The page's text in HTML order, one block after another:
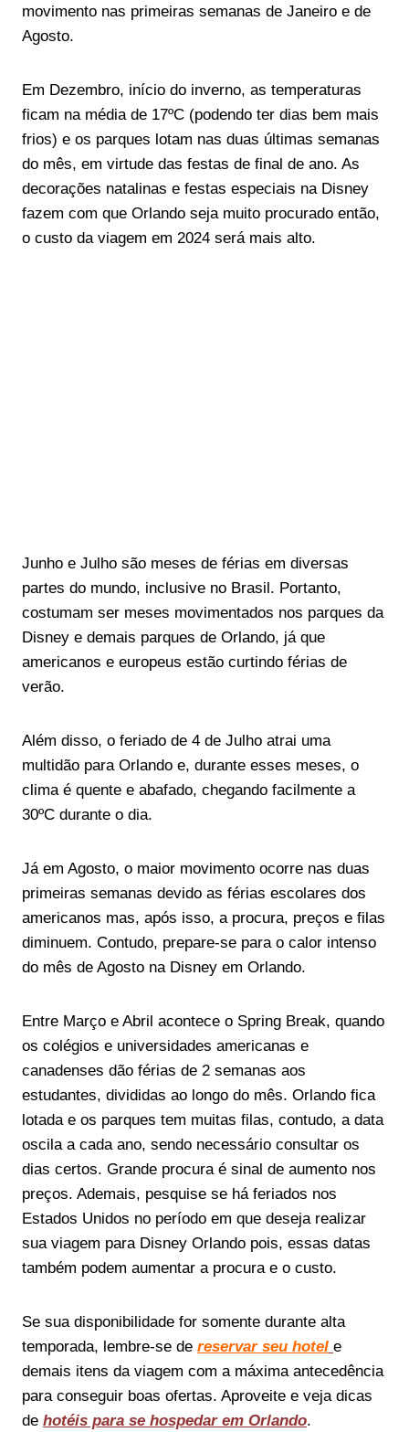
movimento nas primeiras semanas de Janeiro e de
Agosto.
Em Dezembro, início do inverno, as temperaturas
ficam na média de 17ºC (podendo ter dias bem mais
frios) e os parques lotam nas duas últimas semanas
do mês, em virtude das festas de final de ano. As
decorações natalinas e festas especiais na Disney
fazem com que Orlando seja muito procurado então,
o custo da viagem em 2024 será mais alto.
Junho e Julho são meses de férias em diversas
partes do mundo, inclusive no Brasil. Portanto,
costumam ser meses movimentados nos parques da
Disney e demais parques de Orlando, já que
americanos e europeus estão curtindo férias de
verão.
Além disso, o feriado de 4 de Julho atrai uma
multidão para Orlando e, durante esses meses, o
clima é quente e abafado, chegando facilmente a
30ºC durante o dia.
Já em Agosto, o maior movimento ocorre nas duas
primeiras semanas devido as férias escolares dos
americanos mas, após isso, a procura, preços e filas
diminuem. Contudo, prepare-se para o calor intenso
do mês de Agosto na Disney em Orlando.
Entre Março e Abril acontece o Spring Break, quando
os colégios e universidades americanas e
canadenses dão férias de 2 semanas aos
estudantes, divididas ao longo do mês. Orlando fica
lotada e os parques tem muitas filas, contudo, a data
oscila a cada ano, sendo necessário consultar os
dias certos. Grande procura é sinal de aumento nos
preços. Ademais, pesquise se há feriados nos
Estados Unidos no período em que deseja realizar
sua viagem para Disney Orlando pois, essas datas
também podem aumentar a procura e o custo.
Se sua disponibilidade for somente durante alta
temporada, lembre-se de reservar seu hotel e
demais itens da viagem com a máxima antecedência
para conseguir boas ofertas. Aproveite e veja dicas
de hotéis para se hospedar em Orlando.